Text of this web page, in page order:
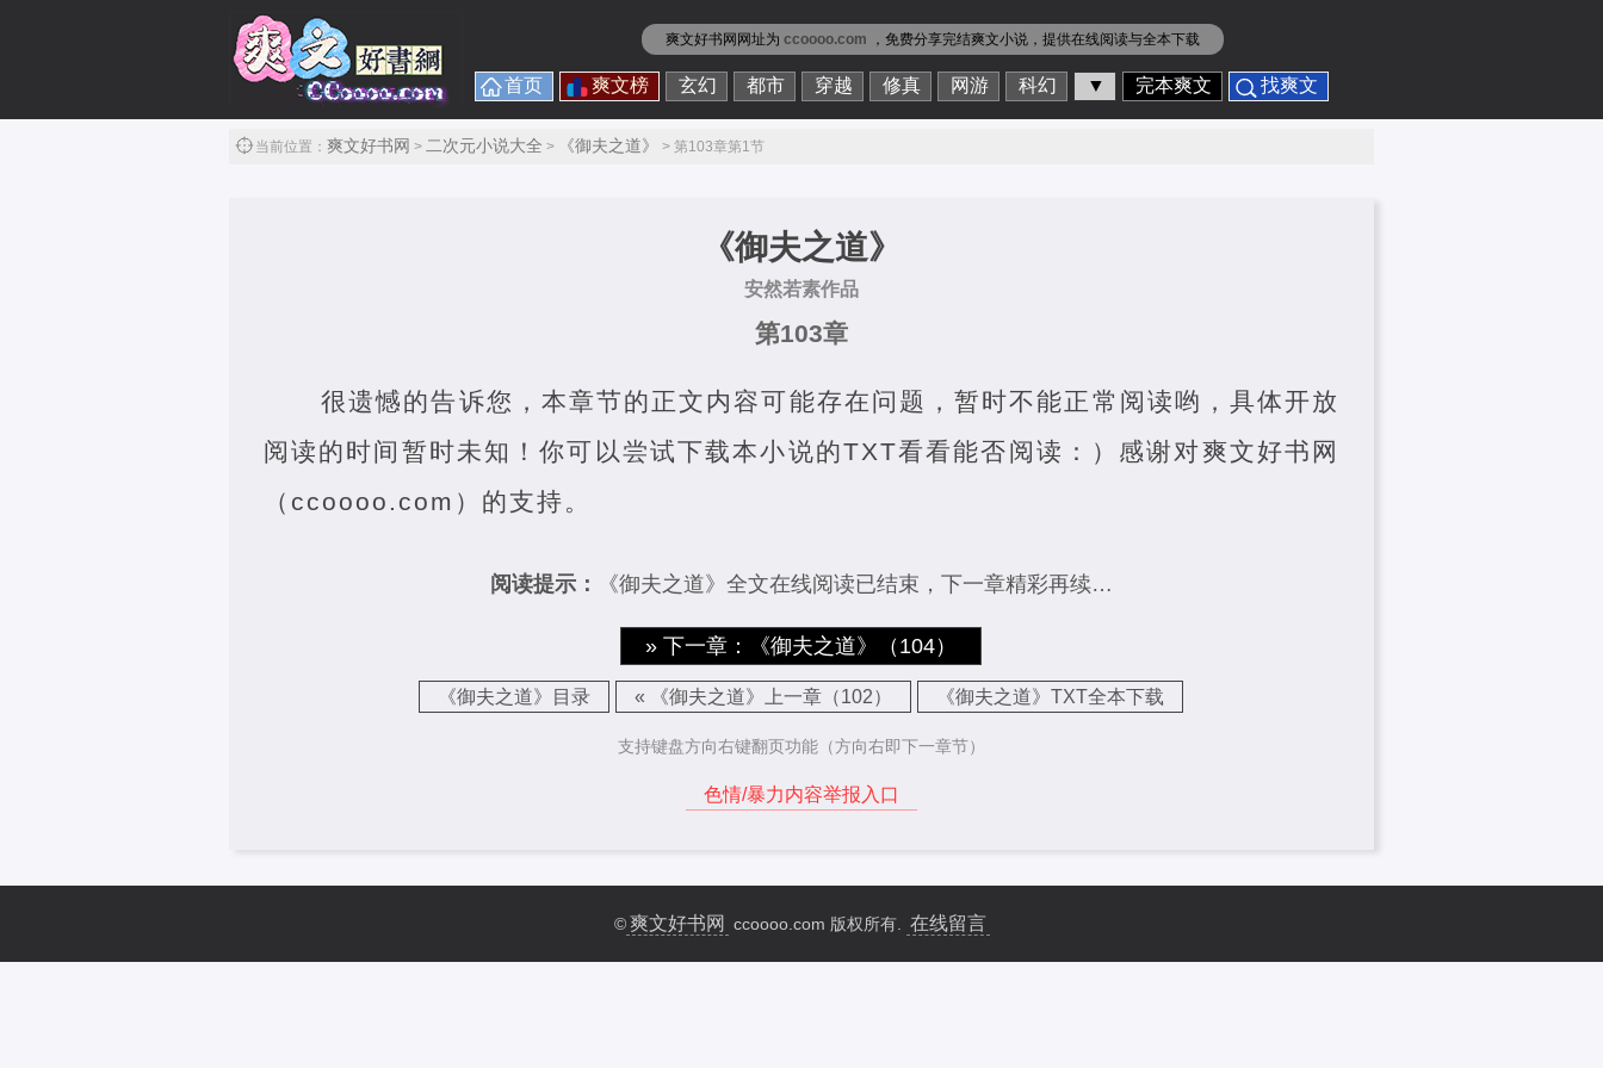
爽文好书网网址为 ccoooo.com ，免费分享完结爽文小说 ，提供在线阅读与全本下载
首页 爽文榜 玄幻 都市 穿越 修真 网游 科幻 ▼ 完本爽文 找爽文
当前位置： 爽文好书网 > 二次元小说大全 > 《御夫之道》 > 第103章第1节
《御夫之道》
安然若素作品
第103章
很遗憾的告诉您，本章节的正文内容可能存在问题，暂时不能正常阅读哟，具体开放
阅读的时间暂时未知！你可以尝试下载本小说的TXT看看能否阅读：）感谢对爽文好书网
（ccoooo.com）的支持。
阅读提示： 《御夫之道》全文在线阅读已结束，下一章精彩再续…
» 下一章：《御夫之道》（104）
《御夫之道》目录 « 《御夫之道》上一章（102） 《御夫之道》TXT全本下载
支持键盘方向右键翻页功能（方向右即下一章节）
色情/暴力内容举报入口
© 爽文好书网 ccoooo.com 版权所有. 在线留言